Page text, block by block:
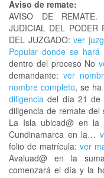
Aviso de remate:
AVISO DE REMATE.
JUDICIAL DEL PODER
DEL JUZGADO: ver
Popular donde se
dentro del proceso No
demandante: ver
nombre completo, se
diligencia del día 21 de
diligencia de remate
La Isla ubicad@ en la
Cundinamarca en la…
folio de matrícula: ver
Avaluad@ en la
comenzará el día y la